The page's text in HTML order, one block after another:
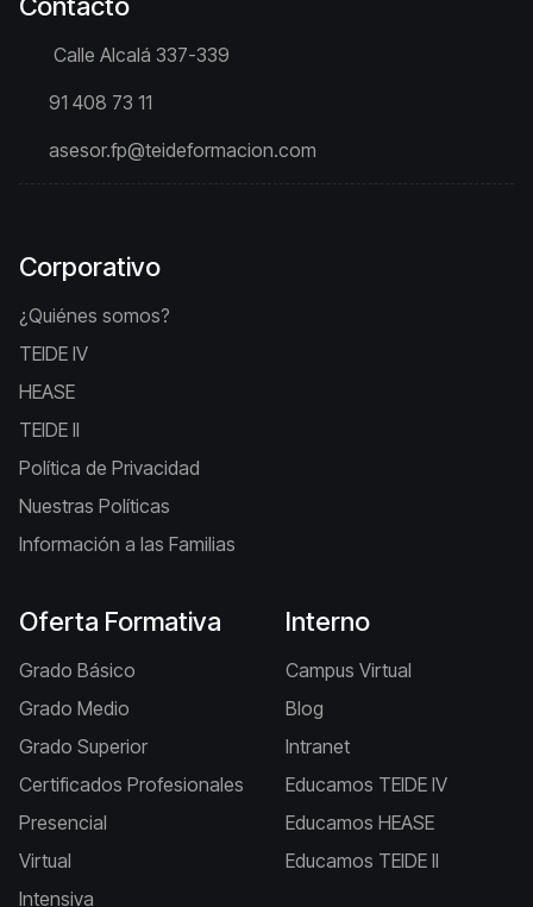
Calle Alcalá 337-339
91 408 73 11
asesor.fp@teideformacion.com
Corporativo
¿Quiénes somos?
TEIDE IV
HEASE
TEIDE II
Política de Privacidad
Nuestras Políticas
Información a las Familias
Oferta Formativa
Grado Básico
Grado Medio
Grado Superior
Certificados Profesionales
Presencial
Virtual
Intensiva
Interno
Campus Virtual
Blog
Intranet
Educamos TEIDE IV
Educamos HEASE
Educamos TEIDE II